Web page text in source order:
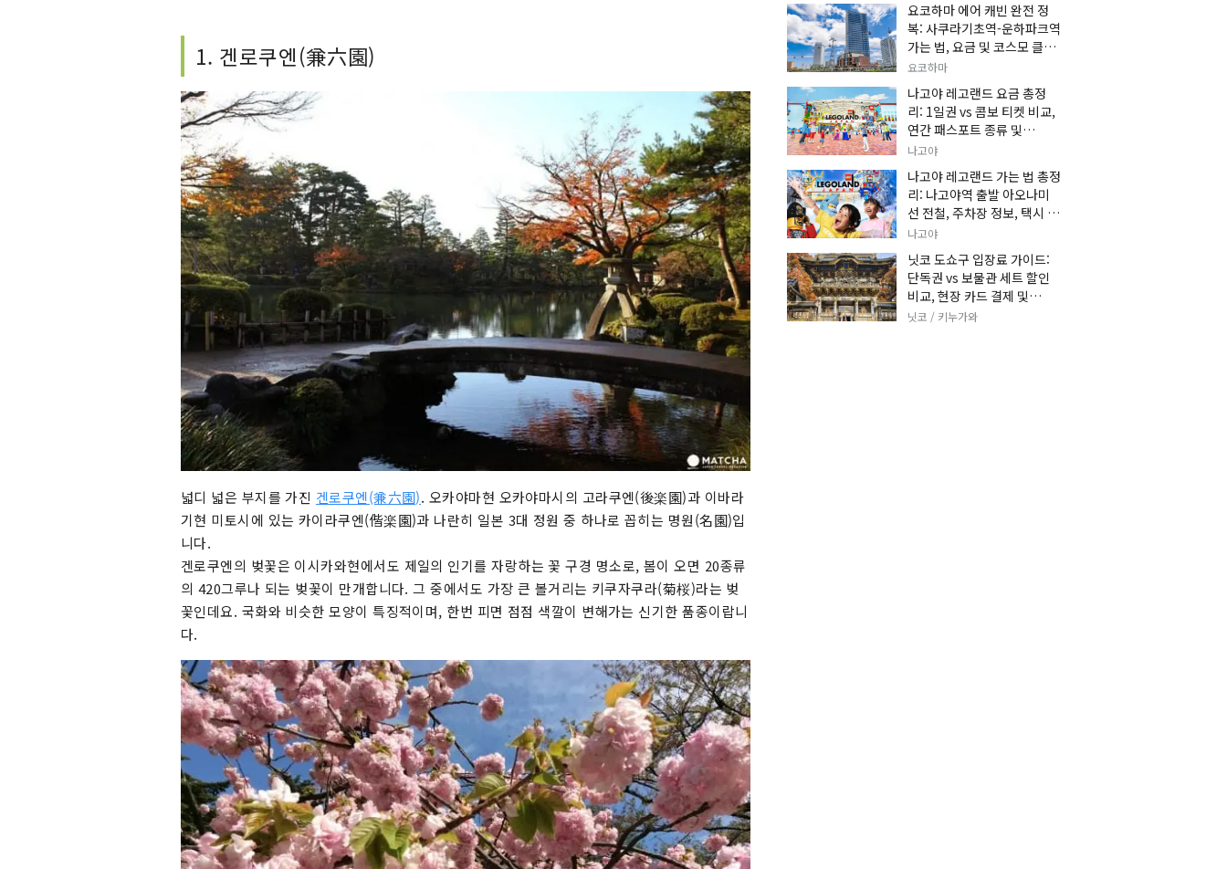
1. 겐로쿠엔(兼六園)
넓디 넓은 부지를 가진 겐로쿠엔(兼六園). 오카야마현 오카야마시의 고라쿠엔(後楽園)과 이바라
기현 미토시에 있는 카이라쿠엔(偕楽園)과 나란히 일본 3대 정원 중 하나로 꼽히는 명원(名園)입
니다.
겐로쿠엔의 벚꽃은 이시카와현에서도 제일의 인기를 자랑하는 꽃 구경 명소로, 봄이 오면 20종류
의 420그루나 되는 벚꽃이 만개합니다. 그 중에서도 가장 큰 볼거리는 키쿠자쿠라(菊桜)라는 벚
꽃인데요. 국화와 비슷한 모양이 특징적이며, 한번 피면 점점 색깔이 변해가는 신기한 품종이랍니
다.
요코하마 에어 캐빈 완전 정
복: 사쿠라기초역-운하파크역
가는 법, 요금 및 코스모 클락
세트권 할인, 추천 관광 코스
총정리
요코하마
나고야 레고랜드 요금 총정
리: 1일권 vs 콤보 티켓 비교,
연간 패스포트 종류 및
KKday 온라인 사전 할인 예
매 팁
나고야
나고야 레고랜드 가는 법 총정
리: 나고야역 출발 아오나미
선 전철, 주차장 정보, 택시 요
금 및 입장권 예약 팁
나고야
닛코 도쇼구 입장료 가이드:
단독권 vs 보물관 세트 할인
비교, 현장 카드 결제 및
KKday 사전 예매 팁
닛코 / 키누가와